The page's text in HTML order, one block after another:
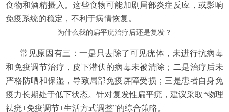
食物和酒精摄入。这些食物可能加剧局部炎症反应，或影响
免疫系统的稳定，不利于病情恢复。
为什么我的扁平疣治疗后还是复发？
常见原因有三：一是只去除了可见疣体，未进行抗病毒
和免疫调节治疗，皮下潜伏的病毒未被清除；二是治疗后未
严格防晒和保湿，导致局部免疫屏障受损；三是患者自身免
疫力长期处于低下状态。针对复发性扁平疣，建议采取“物理
祛疣+免疫调节+生活方式调整”的综合策略。